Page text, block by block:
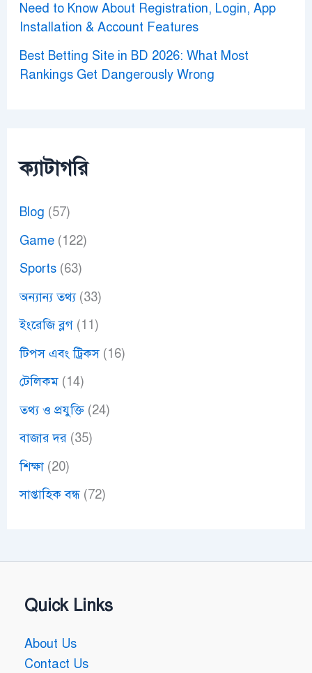
Need to Know About Registration, Login, App
Installation & Account Features
Best Betting Site in BD 2026: What Most
Rankings Get Dangerously Wrong
ক্যাটাগরি
Blog (57)
Game(122)
Sports(63)
অন্যান্য তথ্য(33)
ইংরেজি ব্লগ(11)
টিপস এবং ট্রিকস(16)
টেলিকম(14)
তথ্য ও প্রযুক্তি(24)
বাজার দর(35)
শিক্ষা(20)
সাপ্তাহিক বন্ধ(72)
Quick Links
About Us
Contact Us